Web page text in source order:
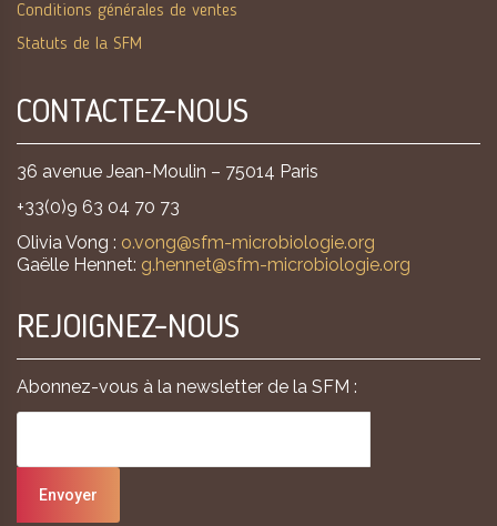
Conditions générales de ventes
Statuts de la SFM
CONTACTEZ-NOUS
36 avenue Jean-Moulin – 75014 Paris
+33(0)9 63 04 70 73
Olivia Vong : o.vong@sfm-microbiologie.org
Gaëlle Hennet: g.hennet@sfm-microbiologie.org
REJOIGNEZ-NOUS
Abonnez-vous à la newsletter de la SFM :